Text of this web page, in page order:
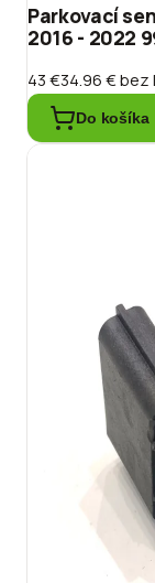
Parkovací
2016 - 2022
43 €34.96 €bez
Do košíka